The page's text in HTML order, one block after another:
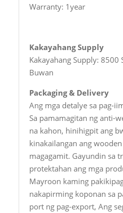
Warranty: 1year
Kakayahang Supply
Kakayahang Supply: 8500
Buwan
Packaging & Delivery
Ang mga detalye sa pag-
Sa pamamagitan ng anti-
na kahon, hinihigpit ang
kinakailangan ang
magagamit. Gayundin sa
protektahan ang mga
Mayroon kaming
nakapirming koponan sa
port ng pag-export, Ang